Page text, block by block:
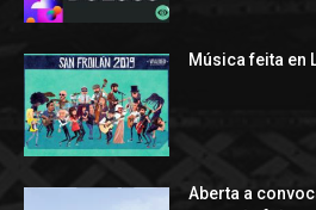
Música feita en
Aberta a